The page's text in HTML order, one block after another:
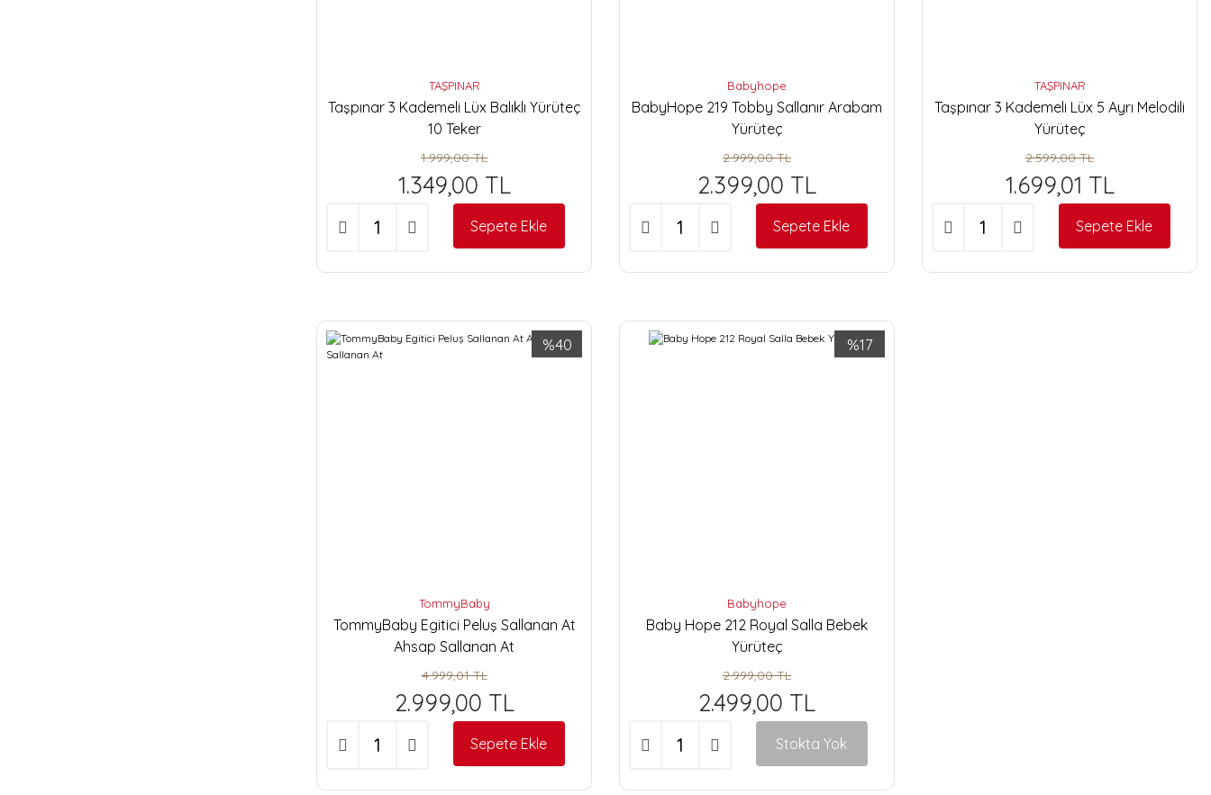
TAŞPINAR
Taşpınar 3 Kademeli Lüx Balıklı Yürüteç
10 Teker
1.999,00 TL
1.349,00 TL
Sepete Ekle
Babyhope
BabyHope 219 Tobby Sallanır Arabam
Yürüteç
2.999,00 TL
2.399,00 TL
Sepete Ekle
TAŞPINAR
Taşpınar 3 Kademeli Lüx 5 Ayrı Melodili
Yürüteç
2.599,00 TL
1.699,01 TL
Sepete Ekle
%40
TommyBaby
TommyBaby Egitici Peluş Sallanan At
Ahsap Sallanan At
4.999,01 TL
2.999,00 TL
Sepete Ekle
%17
Babyhope
Baby Hope 212 Royal Salla Bebek
Yürüteç
2.999,00 TL
2.499,00 TL
Stokta Yok